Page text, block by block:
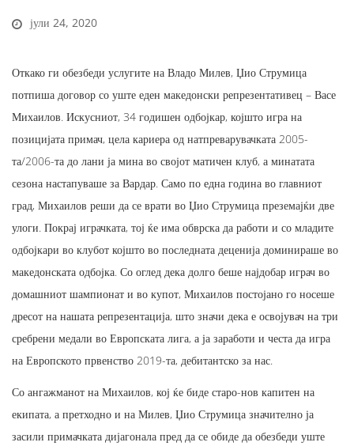
јули 24, 2020
Откако ги обезбеди услугите на Владо Милев, Џио Струмица
потпиша договор со уште еден македонски репрезентативец – Васе
Михаилов. Искусниот, 34 годишен одбојкар, којшто игра на
позицијата примач, цела кариера од натпреварувачката 2005-
та/2006-та до лани ја мина во својот матичен клуб, а минатата
сезона настапуваше за Вардар. Само по една година во главниот
град, Михаилов реши да се врати во Џио Струмица преземајќи две
улоги. Покрај играчката, тој ќе има обврска да работи и со младите
одбојкари во клубот којшто во последната деценија доминираше во
македонската одбојка. Со оглед дека долго беше најдобар играч во
домашниот шампионат и во купот, Михаилов постојано го носеше
дресот на нашата репрезентација, што значи дека е освојувач на три
сребрени медали во Европската лига, а ја заработи и честа да игра
на Европското првенство 2019-та, дебитантско за нас.
Со ангажманот на Михаилов, кој ќе биде старо-нов капитен на
екипата, а претходно и на Милев, Џио Струмица значително ја
засили примачката дијагонала пред да се обиде да обезбеди уште